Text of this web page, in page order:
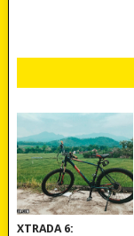
REVIEW POLYGON
XTRADA 6: